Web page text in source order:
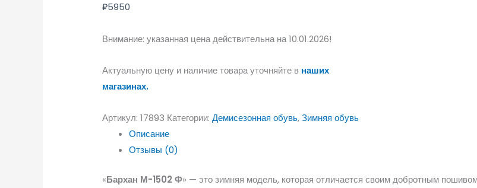
₽5950
Внимание: указанная цена действительна на 10.01.2026!
Актуальную цену и наличие товара уточняйте в наших
магазинах.
Артикул:17893 Категории:Демисезонная обувь,Зимняя обувь
Описание
Отзывы (0)
«Бархан М-1502 Ф» — это зимняя модель, которая отличается своим добротным